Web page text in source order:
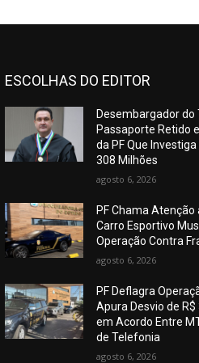
ESCOLHAS DO EDITOR
Desembargador do
Passaporte Retido
da PF Que Investiga
308 Milhões
agosto 6, 2026
PF Chama Atenção
Carro Esportivo
Operação Contra
agosto 6, 2026
PF Deflagra
Apura Desvio de
em Acordo Entre
de Telefonia
agosto 6, 2026